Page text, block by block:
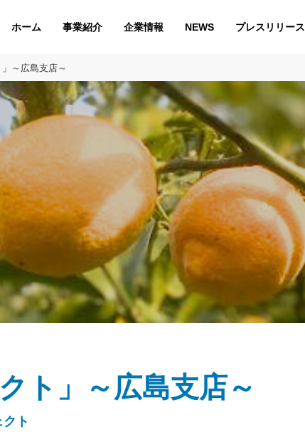
ホーム 事業紹介 企業情報 NEWS プレスリリース
～広島支店～
ト」～広島支店～
ト